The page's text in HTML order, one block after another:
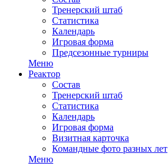
Тренерский штаб
Статистика
Календарь
Игровая форма
Предсезонные турниры
Меню
Реактор
Состав
Тренерский штаб
Статистика
Календарь
Игровая форма
Визитная карточка
Командные фото разных лет
Меню